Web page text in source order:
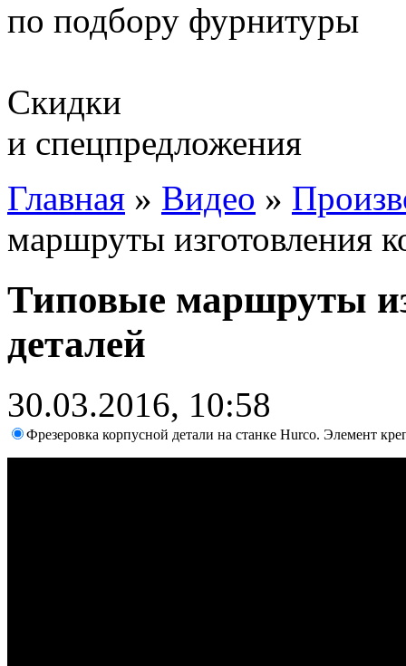
по подбору фурнитуры
Скидки
и спецпредложения
Главная » Видео »
маршруты изготовления
Типовые маршруты
деталей
30.03.2016, 10:58
Фрезеровка корпусной детали на станке Hurco. Элемент